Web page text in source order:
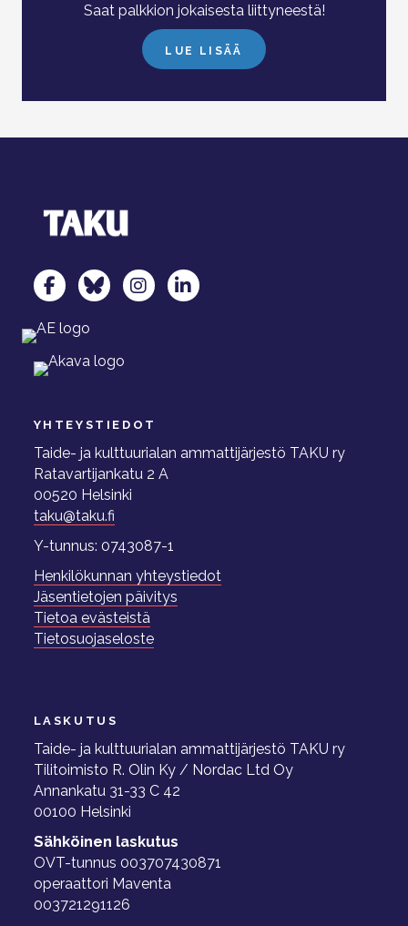
Saat palkkion jokaisesta liittyneestä!
LUE LISÄÄ
TAKU Facebookissa
TAKU Twitterissä
TAKU Instagramissa
TAKU LinkedInissä
YHTEYSTIEDOT
Taide- ja kulttuurialan ammattijärjestö TAKU ry
Ratavartijankatu 2 A
00520 Helsinki
taku@taku.fi
Y-tunnus: 0743087-1
Henkilökunnan yhteystiedot
Jäsentietojen päivitys
Tietoa evästeistä
Tietosuojaseloste
LASKUTUS
Taide- ja kulttuurialan ammattijärjestö TAKU ry
Tilitoimisto R. Olin Ky / Nordac Ltd Oy
Annankatu 31-33 C 42
00100 Helsinki
Sähköinen laskutus
OVT-tunnus 003707430871
operaattori Maventa
003721291126